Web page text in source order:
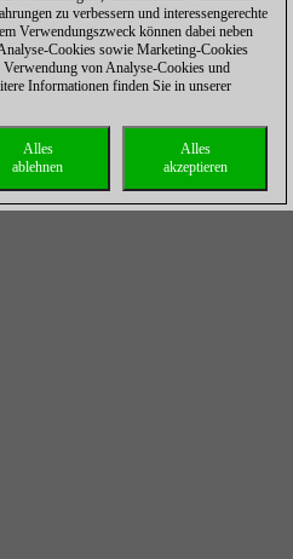
zu verbessern und interessengerechte
Verwendungszweck können dabei neben
Cookies sowie Marketing-Cookies
Verwendung von Analyse-Cookies und
Informationen finden Sie in unserer
Alles
akzeptieren
Alles
ablehnen